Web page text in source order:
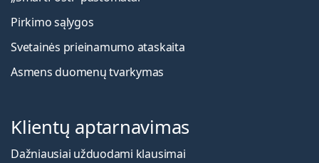
Pirkimo sąlygos
Svetainės prieinamumo ataskaita
Asmens duomenų tvarkymas
Klientų aptarnavimas
Dažniausiai užduodami klausimai